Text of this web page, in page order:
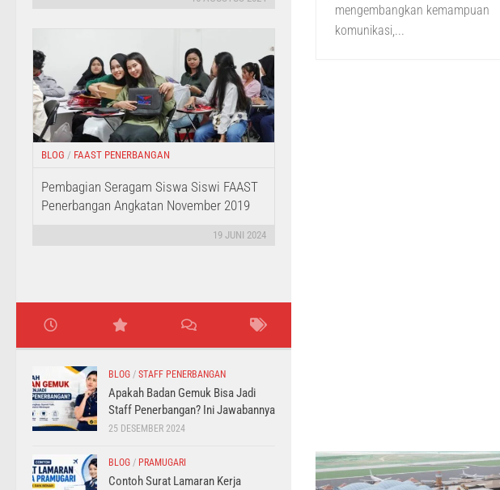
mengembangkan kemampuan
komunikasi,...
BLOG / FAAST PENERBANGAN
Pembagian Seragam Siswa Siswi FAAST
Penerbangan Angkatan November 2019
19 JUNI 2024
BLOG / STAFF PENERBANGAN
Apakah Badan Gemuk Bisa Jadi
Staff Penerbangan? Ini Jawabannya
25 DESEMBER 2024
BLOG / PRAMUGARI
Contoh Surat Lamaran Kerja